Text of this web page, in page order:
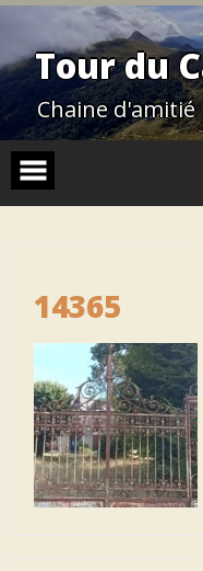
Skip
contentTour du
Chaine
14365